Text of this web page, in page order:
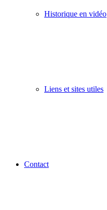
Historique en vidéo
Liens et sites utiles
Contact